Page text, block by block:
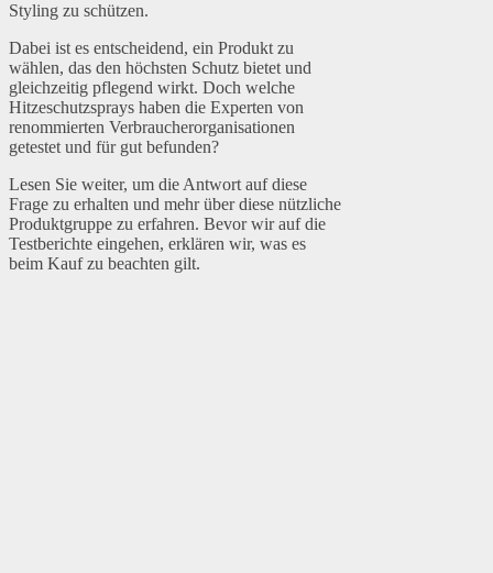
Styling zu schützen.
Dabei ist es entscheidend, ein Produkt zu
wählen, das den höchsten Schutz bietet und
gleichzeitig pflegend wirkt. Doch welche
Hitzeschutzsprays haben die Experten von
renommierten Verbraucherorganisationen
getestet und für gut befunden?
Lesen Sie weiter, um die Antwort auf diese
Frage zu erhalten und mehr über diese nützliche
Produktgruppe zu erfahren. Bevor wir auf die
Testberichte eingehen, erklären wir, was es
beim Kauf zu beachten gilt.